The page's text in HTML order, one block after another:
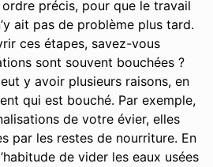
précis, pour que le travail
ait pas de problème plus tard.
ces étapes, savez-vous
sont souvent bouchées ?
y avoir plusieurs raisons, en
qui est bouché. Par exemple,
de votre évier, elles
par les restes de nourriture. En
de vider les eaux usées